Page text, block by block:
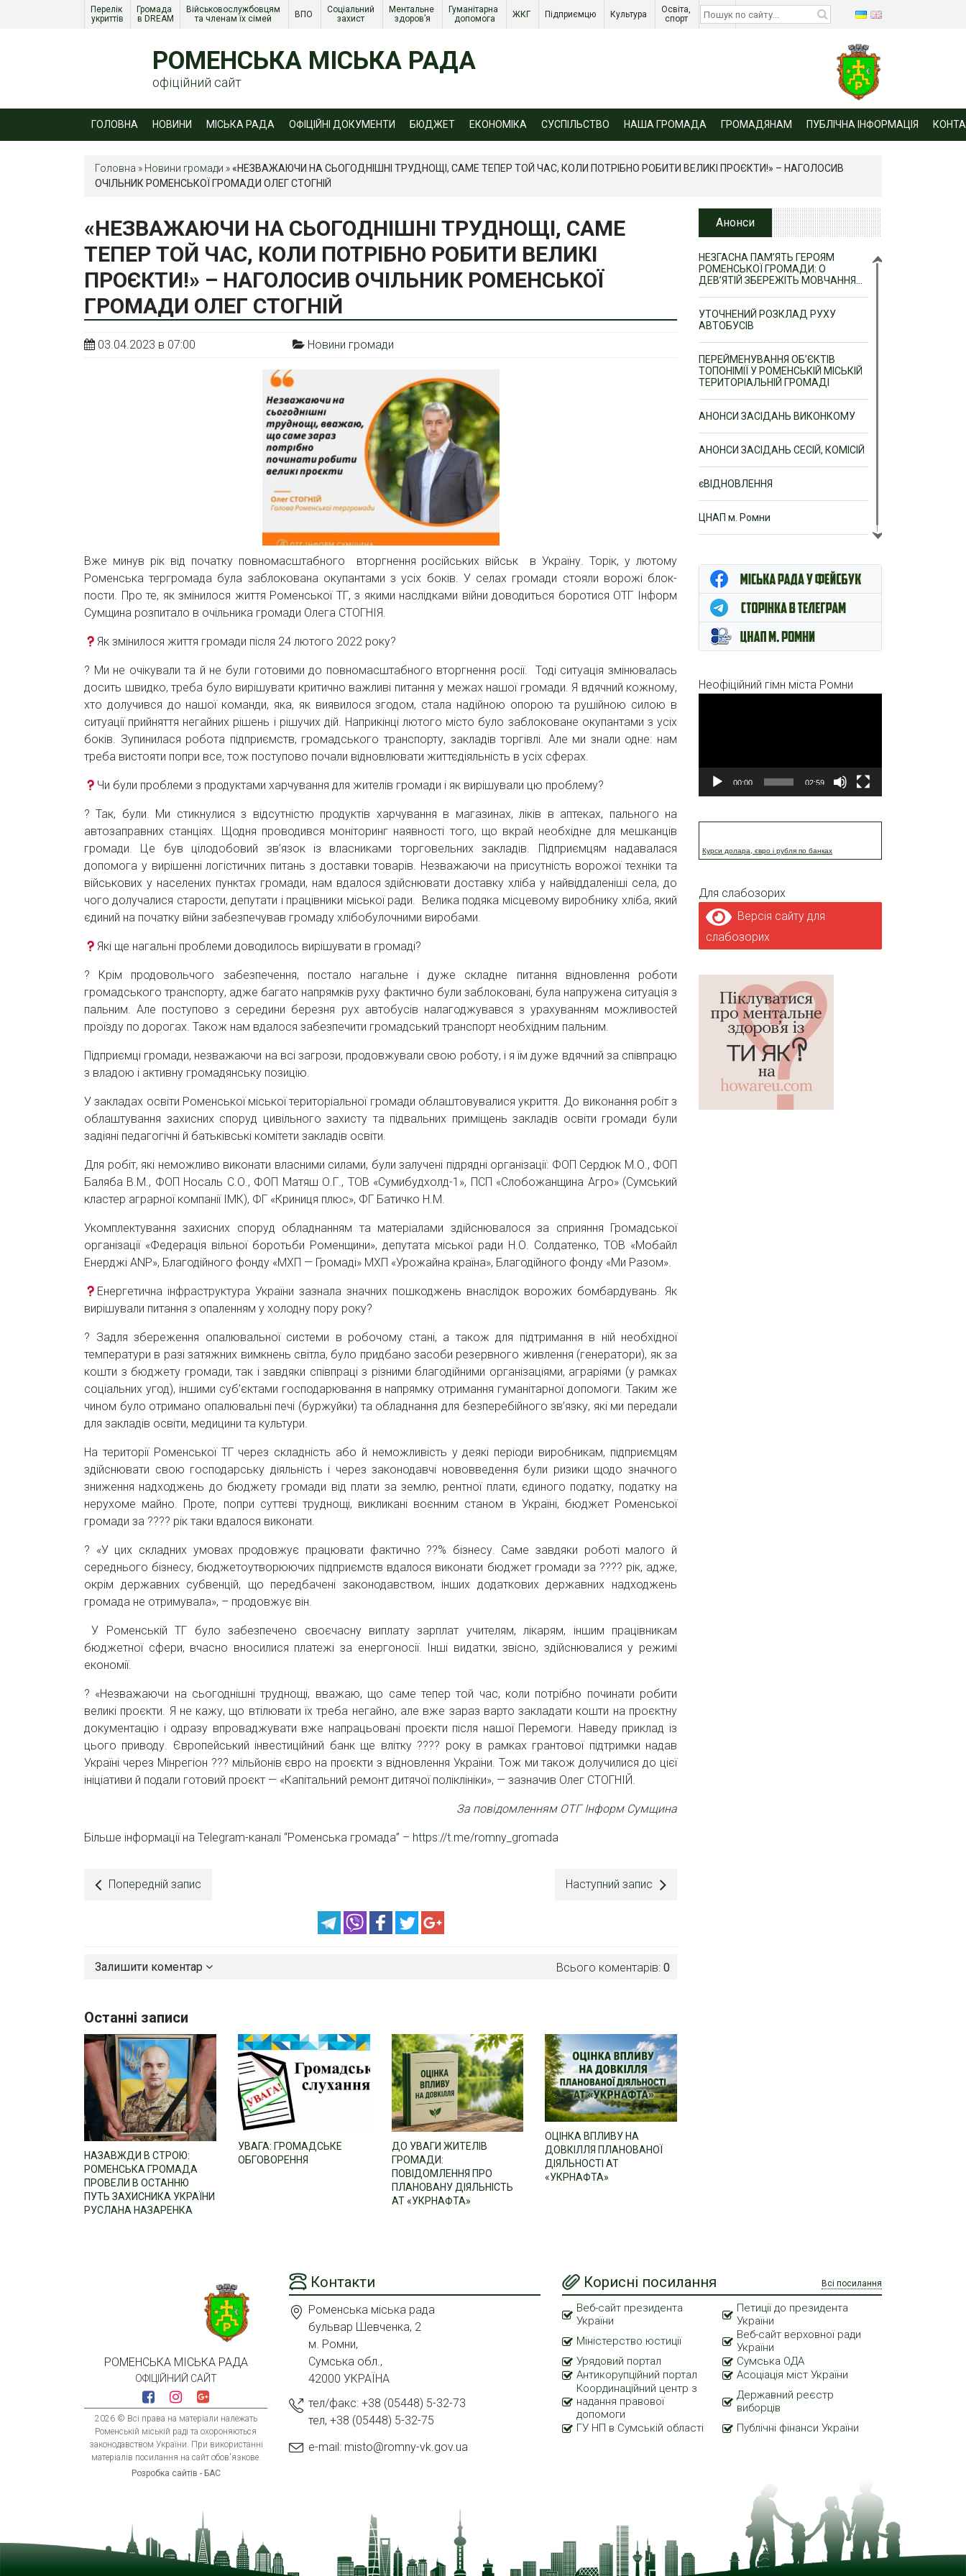
Перелік
укриттів
Громада
в DREAM
Військовослужбовцям
та членам їх сімей
ВПО
Соціальний
захист
Ментальне
здоров’я
Гуманітарна
допомога
ЖКГ Підприємцю Культура
Освіта,
спорт
Діти
війни
РОМЕНСЬКА МІСЬКА РАДА
офіційний сайт
ГОЛОВНА НОВИНИ МІСЬКА РАДА ОФІЦІЙНІ ДОКУМЕНТИ БЮДЖЕТ ЕКОНОМІКА СУСПІЛЬСТВО НАША ГРОМАДА ГРОМАДЯНАМ ПУБЛІЧНА ІНФОРМАЦІЯ
Головна » Новини громади »«НЕЗВАЖАЮЧИ НА СЬОГОДНІШНІ ТРУДНОЩІ, САМЕ ТЕПЕР ТОЙ ЧАС, КОЛИ ПОТРІБНО РОБИТИ ВЕЛИКІ ПРОЄКТИ!» – НАГОЛОСИВ
ОЧІЛЬНИК РОМЕНСЬКОЇ ГРОМАДИ ОЛЕГ СТОГНІЙ
«НЕЗВАЖАЮЧИ НА СЬОГОДНІШНІ ТРУДНОЩІ, САМЕ
ТЕПЕР ТОЙ ЧАС, КОЛИ ПОТРІБНО РОБИТИ ВЕЛИКІ
ПРОЄКТИ!» – НАГОЛОСИВ ОЧІЛЬНИК РОМЕНСЬКОЇ
ГРОМАДИ ОЛЕГ СТОГНІЙ
03.04.2023 в 07:00 Новини громади
Вже минув рік від початку повномасштабного вторгнення російських військ в Україну. Торік, у лютому
Роменська тергромада була заблокована окупантами з усіх боків. У селах громади стояли ворожі блок-
пости. Про те, як змінилося життя Роменської ТГ, з якими наслідками війни доводиться боротися ОТГ Інформ
Сумщина розпитало в очільника громади Олега СТОГНІЯ.
Як змінилося життя громади після 24 лютого 2022 року?
? Ми не очікували та й не були готовими до повномасштабного вторгнення росії. Тоді ситуація змінювалась
досить швидко, треба було вирішувати критично важливі питання у межах нашої громади. Я вдячний кожному,
хто долучився до нашої команди, яка, як виявилося згодом, стала надійною опорою та рушійною силою в
ситуації прийняття негайних рішень і рішучих дій. Наприкінці лютого місто було заблоковане окупантами з усіх
боків. Зупинилася робота підприємств, громадського транспорту, закладів торгівлі. Але ми знали одне: нам
треба вистояти попри все, тож поступово почали відновлювати життєдіяльність в усіх сферах.
Чи були проблеми з продуктами харчування для жителів громади і як вирішували цю проблему?
? Так, були. Ми стикнулися з відсутністю продуктів харчування в магазинах, ліків в аптеках, пального на
автозаправних станціях. Щодня проводився моніторинг наявності того, що вкрай необхідне для мешканців
громади. Це був цілодобовий зв’язок із власниками торговельних закладів. Підприємцям надавалася
допомога у вирішенні логістичних питань з доставки товарів. Незважаючи на присутність ворожої техніки та
військових у населених пунктах громади, нам вдалося здійснювати доставку хліба у найвіддаленіші села, до
чого долучалися старости, депутати і працівники міської ради. Велика подяка місцевому виробнику хліба, який
єдиний на початку війни забезпечував громаду хлібобулочними виробами.
Які ще нагальні проблеми доводилось вирішувати в громаді?
? Крім продовольчого забезпечення, постало нагальне і дуже складне питання відновлення роботи
громадського транспорту, адже багато напрямків руху фактично були заблоковані, була напружена ситуація з
пальним. Але поступово з середини березня рух автобусів налагоджувався з урахуванням можливостей
проїзду по дорогах. Також нам вдалося забезпечити громадський транспорт необхідним пальним.
Підприємці громади, незважаючи на всі загрози, продовжували свою роботу, і я їм дуже вдячний за співпрацю
з владою і активну громадянську позицію.
У закладах освіти Роменської міської територіальної громади облаштовувалися укриття. До виконання робіт з
облаштування захисних споруд цивільного захисту та підвальних приміщень закладів освіти громади були
задіяні педагогічні й батьківські комітети закладів освіти.
Для робіт, які неможливо виконати власними силами, були залучені підрядні організації: ФОП Сердюк М.О., ФОП
Баляба В.М., ФОП Носаль С.О., ФОП Матяш О.Г., ТОВ «Сумибудхолд-1», ПСП «Слобожанщина Агро» (Сумський
кластер аграрної компанії ІМК), ФГ «Криниця плюс», ФГ Батичко Н.М.
Укомплектування захисних споруд обладнанням та матеріалами здійснювалося за сприяння Громадської
організації «Федерація вільної боротьби Роменщини», депутата міської ради Н.О. Солдатенко, ТОВ «Мобайл
Енерджі ANP», Благодійного фонду «МХП — Громаді» МХП «Урожайна країна», Благодійного фонду «Ми Разом».
Енергетична інфраструктура України зазнала значних пошкоджень внаслідок ворожих бомбардувань. Як
вирішували питання з опаленням у холодну пору року?
? Задля збереження опалювальної системи в робочому стані, а також для підтримання в ній необхідної
температури в разі затяжних вимкнень світла, було придбано засоби резервного живлення (генератори), як за
кошти з бюджету громади, так і завдяки співпраці з різними благодійними організаціями, аграріями (у рамках
соціальних угод), іншими суб’єктами господарювання в напрямку отримання гуманітарної допомоги. Таким же
чином було отримано опалювальні печі (буржуйки) та обладнання для безперебійного зв’язку, які ми передали
для закладів освіти, медицини та культури.
На території Роменської ТГ через складність або й неможливість у деякі періоди виробникам, підприємцям
здійснювати свою господарську діяльність і через законодавчі нововведення були ризики щодо значного
зниження надходжень до бюджету громади від плати за землю, рентної плати, єдиного податку, податку на
нерухоме майно. Проте, попри суттєві труднощі, викликані воєнним станом в Україні, бюджет Роменської
громади за ???? рік таки вдалося виконати.
? «У цих складних умовах продовжує працювати фактично ??% бізнесу. Саме завдяки роботі малого й
середнього бізнесу, бюджетоутворюючих підприємств вдалося виконати бюджет громади за ???? рік, адже,
окрім державних субвенцій, що передбачені законодавством, інших додаткових державних надходжень
громада не отримувала», – продовжує він.
У Роменській ТГ було забезпечено своєчасну виплату зарплат учителям, лікарям, іншим працівникам
бюджетної сфери, вчасно вносилися платежі за енергоносії. Інші видатки, звісно, здійснювалися у режимі
економії.
? «Незважаючи на сьогоднішні труднощі, вважаю, що саме тепер той час, коли потрібно починати робити
великі проєкти. Я не кажу, що втілювати їх треба негайно, але вже зараз варто закладати кошти на проєктну
документацію і одразу впроваджувати вже напрацьовані проєкти після нашої Перемоги. Наведу приклад із
цього приводу. Європейський інвестиційний банк ще влітку ???? року в рамках грантової підтримки надав
Україні через Мінрегіон ??? мільйонів євро на проєкти з відновлення України. Тож ми також долучилися до цієї
ініціативи й подали готовий проєкт — «Капітальний ремонт дитячої поліклініки», — зазначив Олег СТОГНІЙ.
За повідомленням ОТГ Інформ Сумщина
Більше інформації на Telegram-каналі “Роменська громада” – https://t.me/romny_gromada
Попередній запис Наступний запис
Всього коментарів: 0
Залишити коментар
Останні записи
НАЗАВЖДИ В СТРОЮ:
РОМЕНСЬКА ГРОМАДА
ПРОВЕЛИ В ОСТАННЮ
ПУТЬ ЗАХИСНИКА УКРАЇНИ
РУСЛАНА НАЗАРЕНКА
УВАГА: ГРОМАДСЬКЕ
ОБГОВОРЕННЯ
ДО УВАГИ ЖИТЕЛІВ
ГРОМАДИ:
ПОВІДОМЛЕННЯ ПРО
ПЛАНОВАНУ ДІЯЛЬНІСТЬ
АТ «УКРНАФТА»
ОЦІНКА ВПЛИВУ НА
ДОВКІЛЛЯ ПЛАНОВАНОЇ
ДІЯЛЬНОСТІ АТ
«УКРНАФТА»
Анонси
НЕЗГАСНА ПАМ’ЯТЬ ГЕРОЯМ
РОМЕНСЬКОЇ ГРОМАДИ: О
ДЕВ’ЯТІЙ ЗБЕРЕЖІТЬ МОВЧАННЯ…
УТОЧНЕНИЙ РОЗКЛАД РУХУ
АВТОБУСІВ
ПЕРЕЙМЕНУВАННЯ ОБ’ЄКТІВ
ТОПОНІМІЇ У РОМЕНСЬКІЙ МІСЬКІЙ
ТЕРИТОРІАЛЬНІЙ ГРОМАДІ
АНОНСИ ЗАСІДАНЬ ВИКОНКОМУ
АНОНСИ ЗАСІДАНЬ СЕСІЙ, КОМІСІЙ
єВІДНОВЛЕННЯ
ЦНАП м. Ромни
Неофіційний гімн міста Ромни
00:00 02:59
Курси долара, євро і рубля по банках
Для слабозорих
Версія сайту для
слабозорих
РОМЕНСЬКА МІСЬКА РАДА
ОФІЦІЙНИЙ САЙТ
2026 © Всі права на матеріали належать
Роменській міській раді та охороняються
законодавством України. При використанні
матеріалів посилання на сайт обов'язкове.
Розробка сайтів - БАС
Контакти
Роменська міська рада
бульвар Шевченка, 2
м. Ромни,
Сумська обл.,
42000 УКРАЇНА
тел/факс: +38 (05448) 5-32-73
тел, +38 (05448) 5-32-75
e-mail: misto@romny-vk.gov.ua
Корисні посилання Всі посилання
Веб-сайт президента
України
Петиції до президента
України
Міністерство юстиції
Веб-сайт верховної ради
України
Урядовий портал
Сумська ОДА
Антикорупційний портал
Асоціація міст України
Координаційний центр з
надання правової
допомоги
Державний реєстр
виборців
ГУ НП в Сумській області
Публічні фінанси України